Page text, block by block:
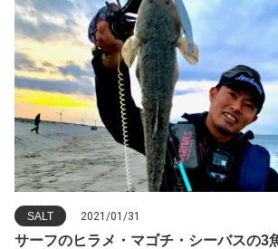
SALT 2021/01/31
サーフのヒラメ・マゴチ・シーバスの3